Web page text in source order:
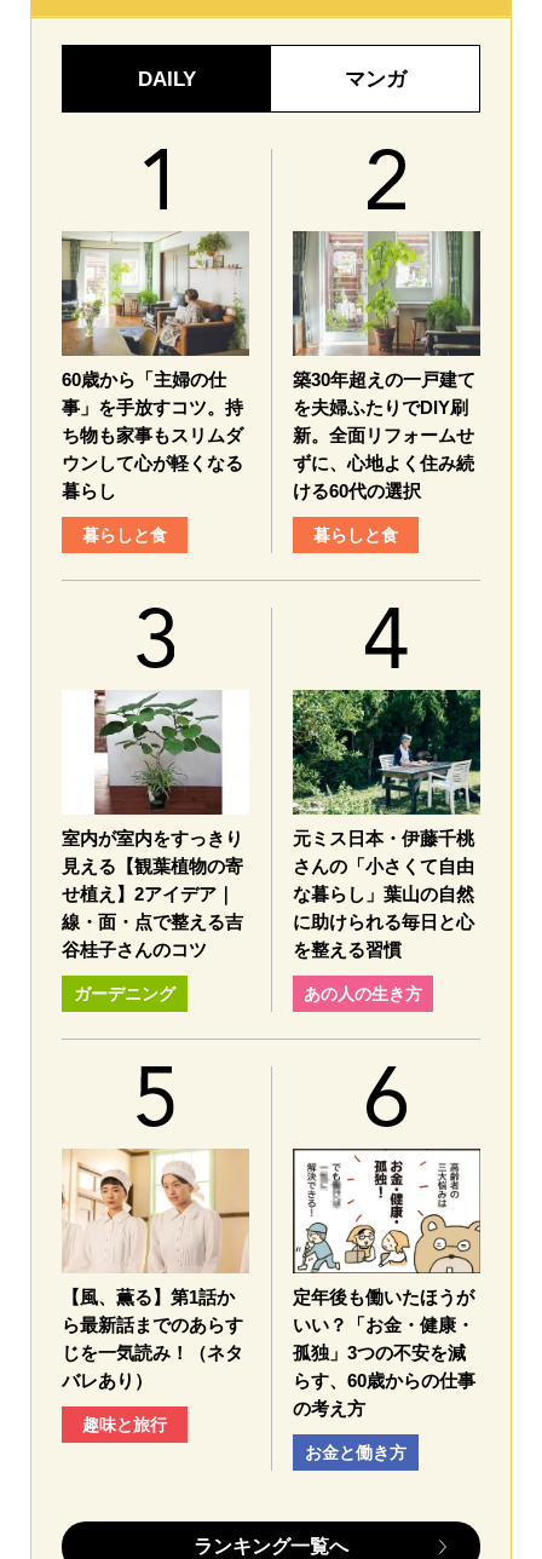
DAILY マンガ
60歳から「主婦の仕
事」を手放すコツ。持
ち物も家事もスリムダ
ウンして心が軽くなる
暮らし
暮らしと食
築30年超えの一戸建て
を夫婦ふたりでDIY刷
新。全面リフォームせ
ずに、心地よく住み続
ける60代の選択
暮らしと食
室内が室内をすっきり
見える【観葉植物の寄
せ植え】2アイデア｜
線・面・点で整える吉
谷桂子さんのコツ
ガーデニング
元ミス日本・伊藤千桃
さんの「小さくて自由
な暮らし」葉山の自然
に助けられる毎日と心
を整える習慣
あの人の生き方
【風、薫る】第1話か
ら最新話までのあらす
じを一気読み！（ネタ
バレあり）
趣味と旅行
定年後も働いたほうが
いい？「お金・健康・
孤独」3つの不安を減
らす、60歳からの仕事
の考え方
お金と働き方
ランキング一覧へ